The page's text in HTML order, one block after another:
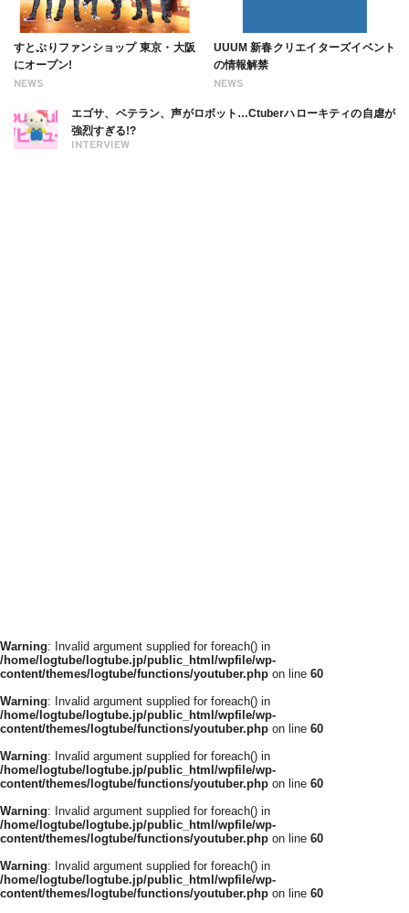
NEWS
すとぷりファンショップ 東京・大阪
にオープン!
NEWS
UUUM 新春クリエイターズイベント
の情報解禁
INTERVIEW
エゴサ、ベテラン、声がロボット…Ctuberハローキティの自虐が
強烈すぎる!?
Warning: Invalid argument supplied for foreach() in
/home/logtube/logtube.jp/public_html/wpfile/wp-
content/themes/logtube/functions/youtuber.php on line 60
Warning: Invalid argument supplied for foreach() in
/home/logtube/logtube.jp/public_html/wpfile/wp-
content/themes/logtube/functions/youtuber.php on line 60
Warning: Invalid argument supplied for foreach() in
/home/logtube/logtube.jp/public_html/wpfile/wp-
content/themes/logtube/functions/youtuber.php on line 60
Warning: Invalid argument supplied for foreach() in
/home/logtube/logtube.jp/public_html/wpfile/wp-
content/themes/logtube/functions/youtuber.php on line 60
Warning: Invalid argument supplied for foreach() in
/home/logtube/logtube.jp/public_html/wpfile/wp-
content/themes/logtube/functions/youtuber.php on line 60